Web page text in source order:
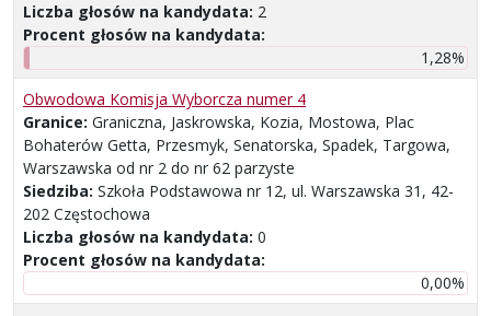
Liczba głosów na kandydata: 2
Procent głosów na kandydata:
1,28%
Obwodowa Komisja Wyborcza numer 4
Granice: Graniczna, Jaskrowska, Kozia, Mostowa, Plac
Bohaterów Getta, Przesmyk, Senatorska, Spadek, Targowa,
Warszawska od nr 2 do nr 62 parzyste
Siedziba: Szkoła Podstawowa nr 12, ul. Warszawska 31, 42-
202 Częstochowa
Liczba głosów na kandydata: 0
Procent głosów na kandydata:
0,00%